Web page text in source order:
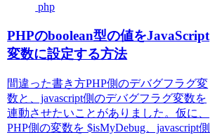
php
PHPのboolean型の値をJavaScript
変数に設定する方法
間違った書き方PHP側のデバグフラグ変
数と、javascript側のデバグフラグ変数を
連動させたいことがありました。仮に、
PHP側の変数を $isMyDebug、javascript側